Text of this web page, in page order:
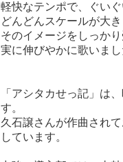
軽快なテンポで、ぐい
どんどんスケールが大
そのイメージをしっか
実に伸びやかに歌いま
「アシタカせっ記」は
す。
久石譲さんが作曲され
しています。